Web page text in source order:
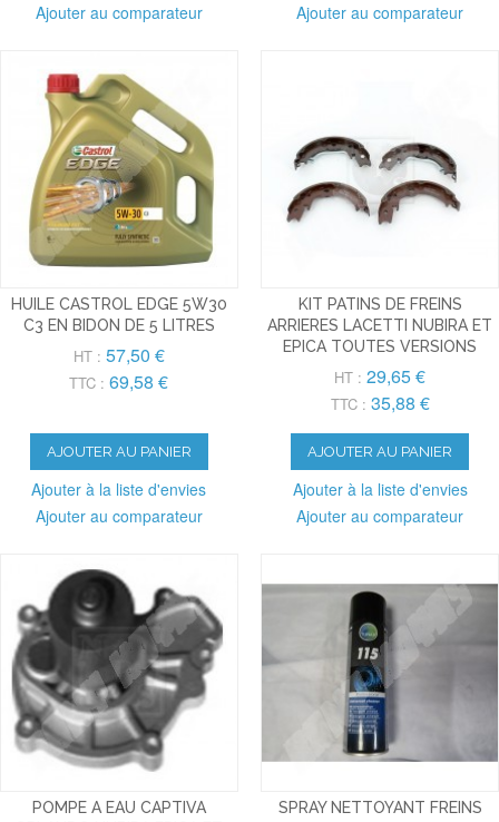
Ajouter au comparateur
Ajouter au comparateur
HUILE CASTROL EDGE 5W30
C3 EN BIDON DE 5 LITRES
HT : 57,50 €
TTC : 69,58 €
AJOUTER AU PANIER
Ajouter à la liste d'envies
Ajouter au comparateur
KIT PATINS DE FREINS
ARRIERES LACETTI NUBIRA ET
EPICA TOUTES VERSIONS
HT : 29,65 €
TTC : 35,88 €
AJOUTER AU PANIER
Ajouter à la liste d'envies
Ajouter au comparateur
POMPE A EAU CAPTIVA
SPRAY NETTOYANT FREINS